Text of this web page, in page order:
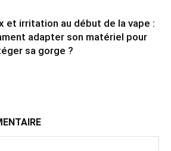
et irritation au début de la vape :
adapter son matériel pour
sa gorge ?